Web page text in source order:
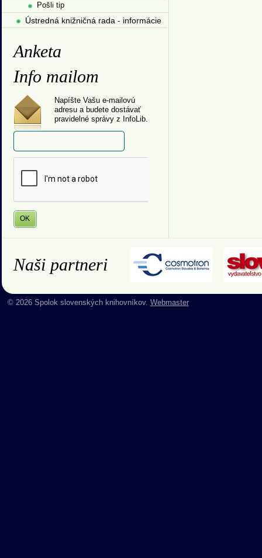
Pošli tip
Ústredná knižničná rada - informácie
Anketa
Info mailom
Napíšte Vašu e-mailovú
adresu a budete dostávať
pravidelné správy z InfoLib.
Naši partneri
© 2026 Spolok slovenských knihovníkov. Webmaster